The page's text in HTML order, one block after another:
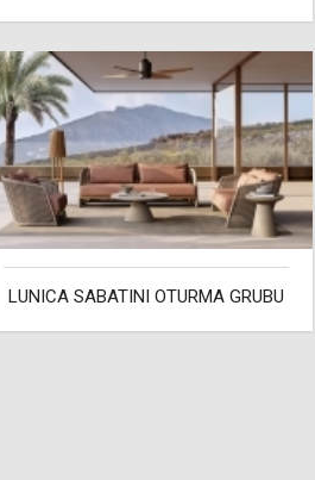
LUNICA SABATINI OTURMA GRUBU